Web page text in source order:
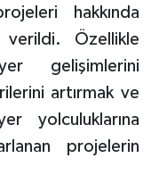
hakkında
verildi. Özellikle
gelişimlerini
artırmak ve
yolculuklarına
projelerin